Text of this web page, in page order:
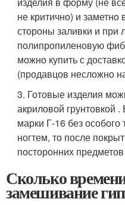
не критично) и
стороны заливки и при
полипропиленовую
можно купить с
(продавцов несложно
3. Готовые изделия
акриловой грунтовкой
марки Г-16 без
ногтем, то после
посторонних
Сколько
замешивание